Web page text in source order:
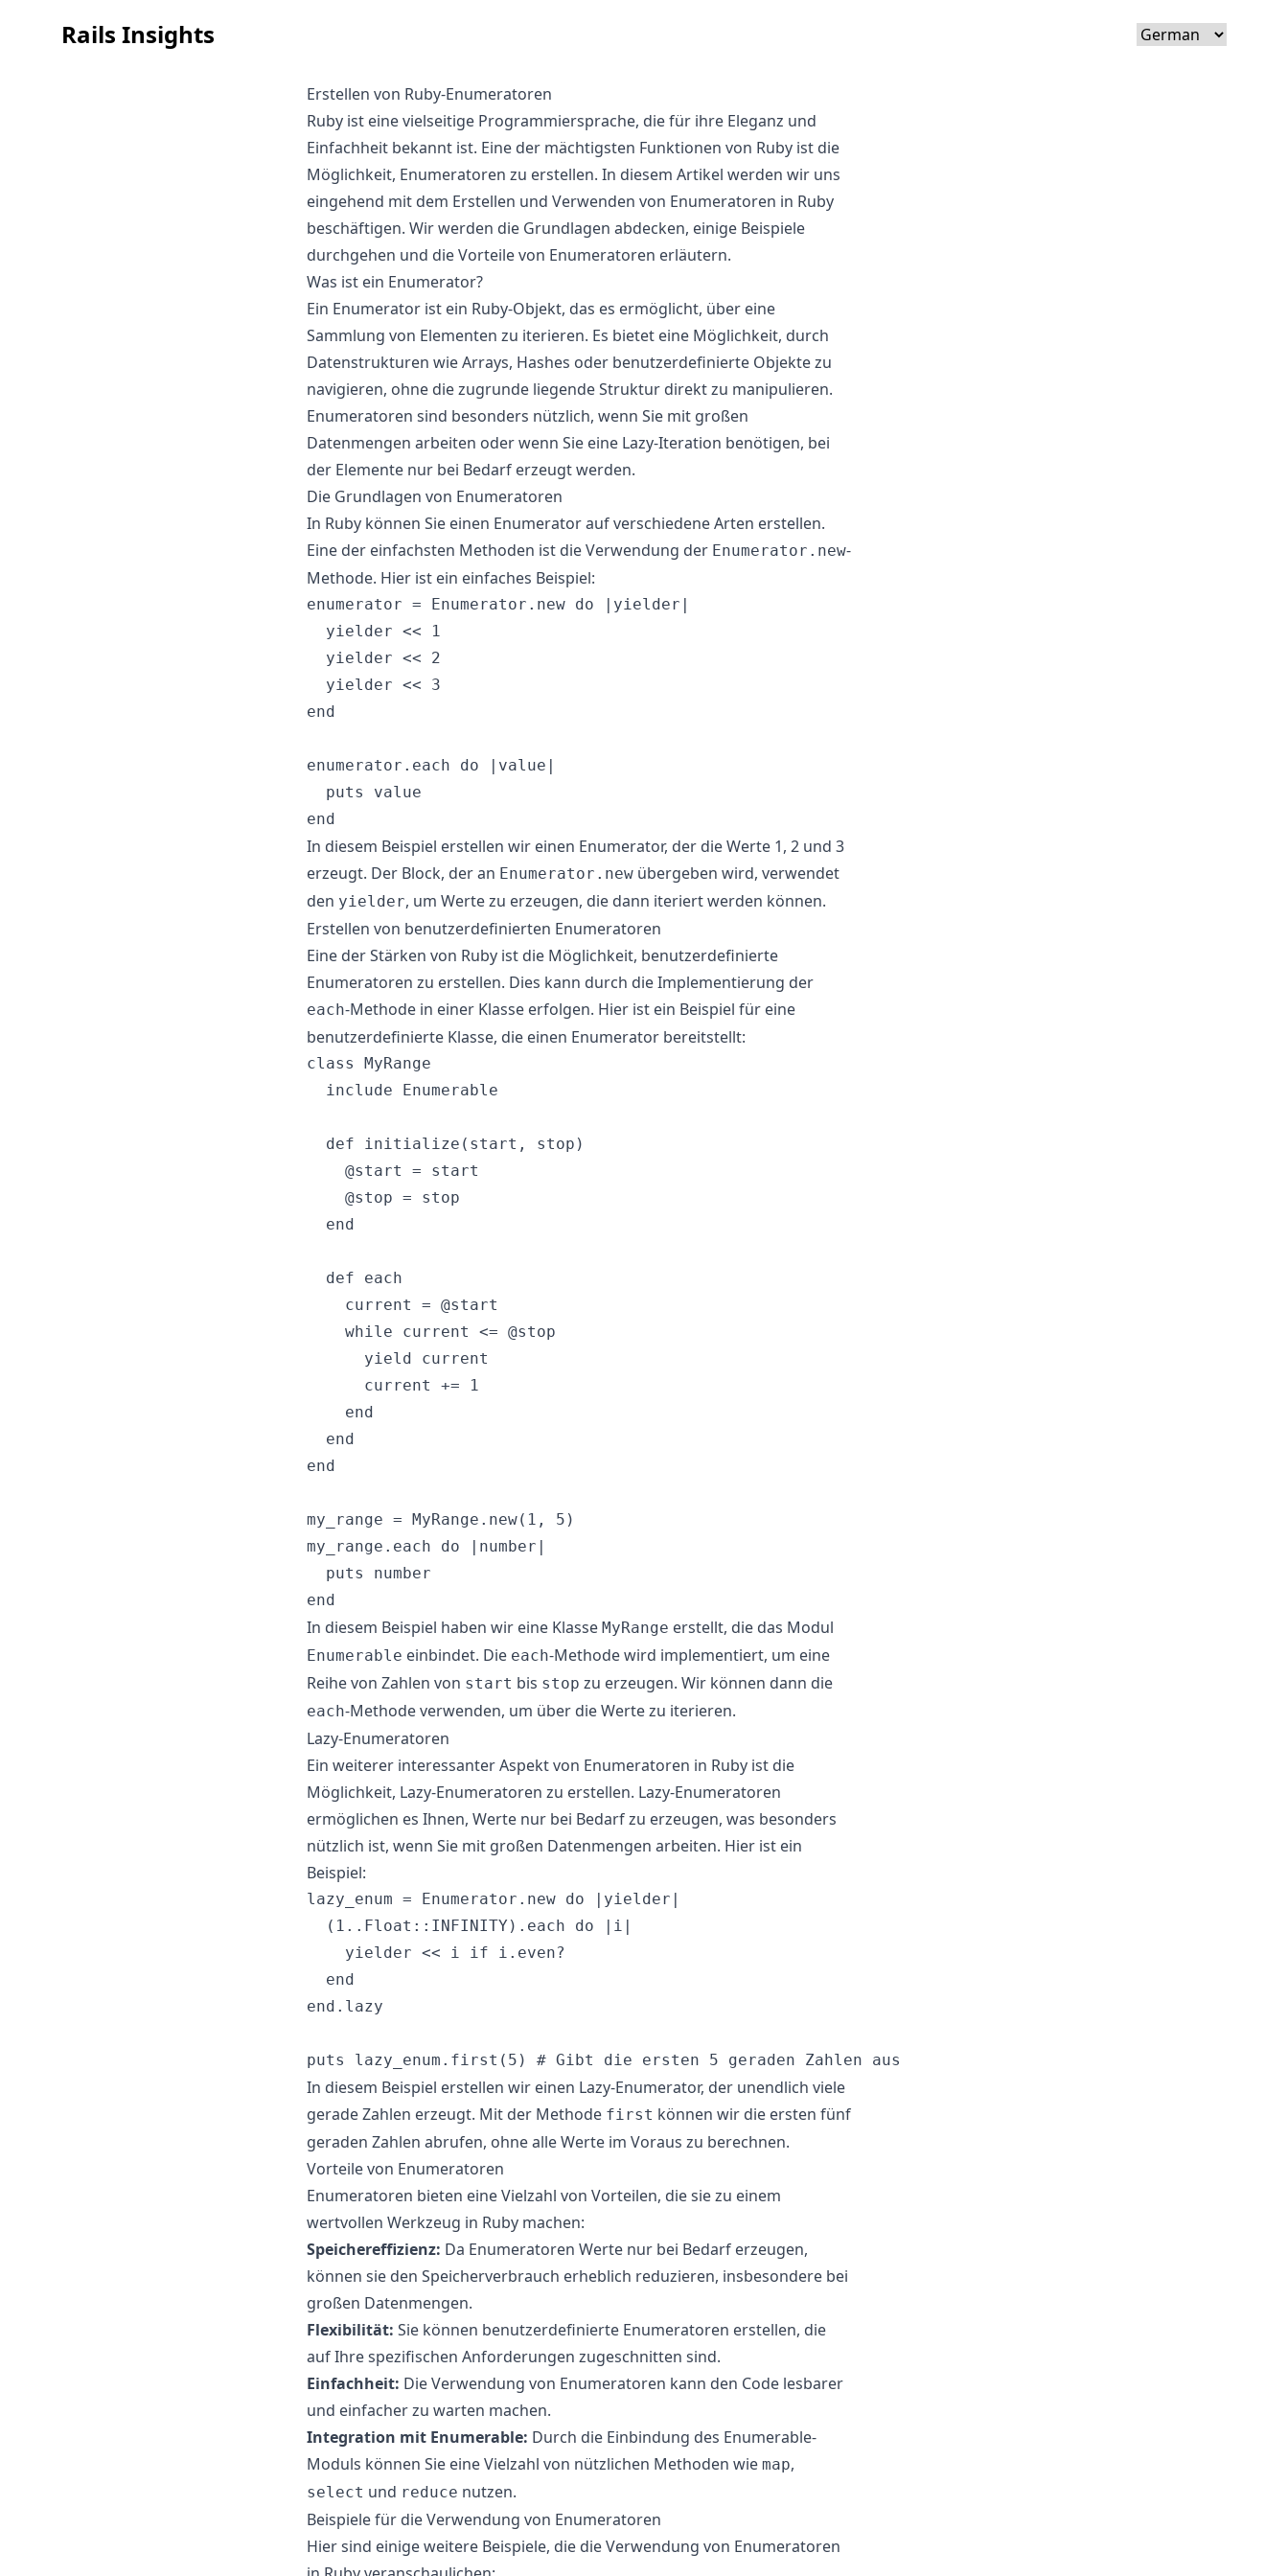
Rails Insights
Erstellen von Ruby-Enumeratoren
Ruby ist eine vielseitige Programmiersprache, die für ihre Eleganz und
Einfachheit bekannt ist. Eine der mächtigsten Funktionen von Ruby ist die
Möglichkeit, Enumeratoren zu erstellen. In diesem Artikel werden wir uns
eingehend mit dem Erstellen und Verwenden von Enumeratoren in Ruby
beschäftigen. Wir werden die Grundlagen abdecken, einige Beispiele
durchgehen und die Vorteile von Enumeratoren erläutern.
Was ist ein Enumerator?
Ein Enumerator ist ein Ruby-Objekt, das es ermöglicht, über eine
Sammlung von Elementen zu iterieren. Es bietet eine Möglichkeit, durch
Datenstrukturen wie Arrays, Hashes oder benutzerdefinierte Objekte zu
navigieren, ohne die zugrunde liegende Struktur direkt zu manipulieren.
Enumeratoren sind besonders nützlich, wenn Sie mit großen
Datenmengen arbeiten oder wenn Sie eine Lazy-Iteration benötigen, bei
der Elemente nur bei Bedarf erzeugt werden.
Die Grundlagen von Enumeratoren
In Ruby können Sie einen Enumerator auf verschiedene Arten erstellen.
Eine der einfachsten Methoden ist die Verwendung der Enumerator.new-
Methode. Hier ist ein einfaches Beispiel:
enumerator = Enumerator.new do |yielder|
  yielder << 1
  yielder << 2
  yielder << 3
end
enumerator.each do |value|
  puts value
In diesem Beispiel erstellen wir einen Enumerator, der die Werte 1, 2 und 3
erzeugt. Der Block, der an Enumerator.new übergeben wird, verwendet
den yielder, um Werte zu erzeugen, die dann iteriert werden können.
Erstellen von benutzerdefinierten Enumeratoren
Eine der Stärken von Ruby ist die Möglichkeit, benutzerdefinierte
Enumeratoren zu erstellen. Dies kann durch die Implementierung der
each-Methode in einer Klasse erfolgen. Hier ist ein Beispiel für eine
benutzerdefinierte Klasse, die einen Enumerator bereitstellt:
class MyRange
  include Enumerable
  def initialize(start, stop)
    @start = start
    @stop = stop
  end
  def each
    current = @start
    while current <= @stop
      yield current
      current += 1
    end
  end
end
my_range = MyRange.new(1, 5)
my_range.each do |number|
  puts number
In diesem Beispiel haben wir eine Klasse MyRange erstellt, die das Modul
Enumerable einbindet. Die each-Methode wird implementiert, um eine
Reihe von Zahlen von start bis stop zu erzeugen. Wir können dann die
each-Methode verwenden, um über die Werte zu iterieren.
Lazy-Enumeratoren
Ein weiterer interessanter Aspekt von Enumeratoren in Ruby ist die
Möglichkeit, Lazy-Enumeratoren zu erstellen. Lazy-Enumeratoren
ermöglichen es Ihnen, Werte nur bei Bedarf zu erzeugen, was besonders
nützlich ist, wenn Sie mit großen Datenmengen arbeiten. Hier ist ein
Beispiel:
lazy_enum = Enumerator.new do |yielder|
  (1..Float::INFINITY).each do |i|
    yielder << i if i.even?
  end
end.lazy
In diesem Beispiel erstellen wir einen Lazy-Enumerator, der unendlich viele
gerade Zahlen erzeugt. Mit der Methode first können wir die ersten fünf
geraden Zahlen abrufen, ohne alle Werte im Voraus zu berechnen.
Vorteile von Enumeratoren
Enumeratoren bieten eine Vielzahl von Vorteilen, die sie zu einem
wertvollen Werkzeug in Ruby machen:
Speichereffizienz: Da Enumeratoren Werte nur bei Bedarf erzeugen,
können sie den Speicherverbrauch erheblich reduzieren, insbesondere bei
großen Datenmengen.
Flexibilität: Sie können benutzerdefinierte Enumeratoren erstellen, die
auf Ihre spezifischen Anforderungen zugeschnitten sind.
Einfachheit: Die Verwendung von Enumeratoren kann den Code lesbarer
und einfacher zu warten machen.
Integration mit Enumerable: Durch die Einbindung des Enumerable-
Moduls können Sie eine Vielzahl von nützlichen Methoden wie map,
select und reduce nutzen.
Beispiele für die Verwendung von Enumeratoren
Hier sind einige weitere Beispiele, die die Verwendung von Enumeratoren